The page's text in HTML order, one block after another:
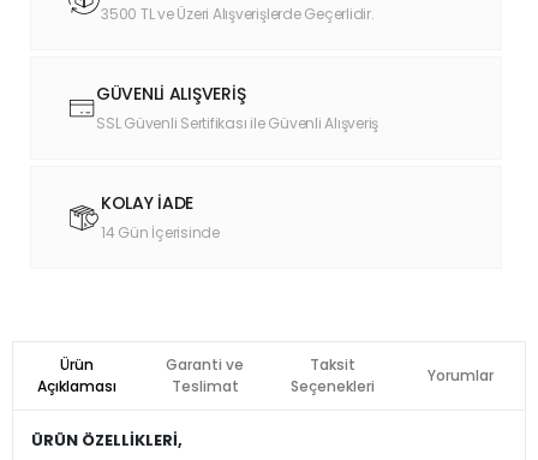
3500 TL ve Üzeri Alışverişlerde Geçerlidir.
GÜVENLİ ALIŞVERİŞ
SSL Güvenli Sertifikası ile Güvenli Alışveriş
KOLAY İADE
14 Gün İçerisinde
Ürün
Açıklaması
Garanti ve
Teslimat
Taksit
Seçenekleri
Yorumlar
ÜRÜN ÖZELLİKLERİ,